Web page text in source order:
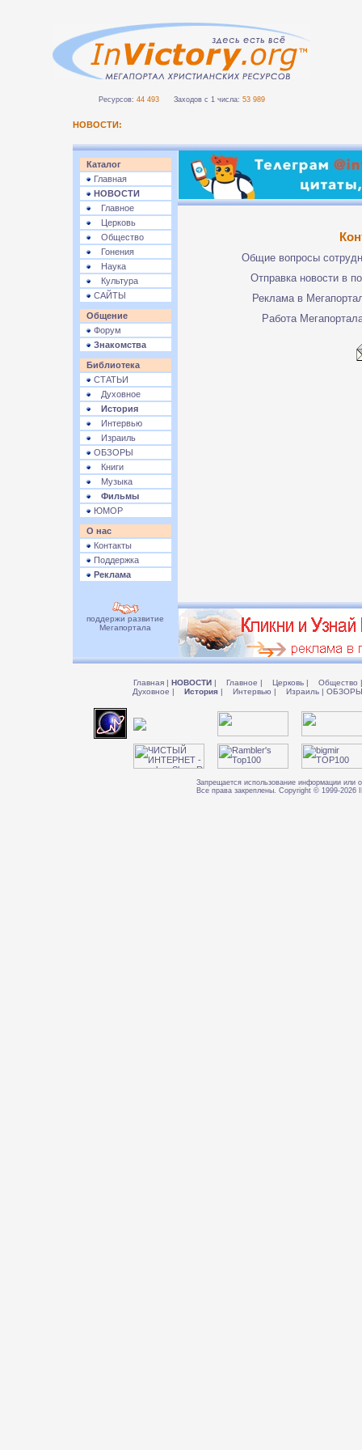
Ресурсов: 44 493 Заходов с 1 числа: 53 989
НОВОСТИ:
Каталог
Главная
НОВОСТИ
Главное
Церковь
Общество
Гонения
Наука
Культура
САЙТЫ
Общение
Форум
Знакомства
Библиотека
СТАТЬИ
Духовное
История
Интервью
Израиль
ОБЗОРЫ
Книги
Музыка
Фильмы
ЮМОР
О нас
Контакты
Поддержка
Реклама
Общие вопросы
Отправка новости в
Реклама в
Работа
поддержи развитие
Мегапортала
Главная | НОВОСТИ | Главное | Церковь | Общество |
Духовное | История | Интервью | Израиль |
Запрещается использование информации или
Все права закреплены. Copyright © 1999-